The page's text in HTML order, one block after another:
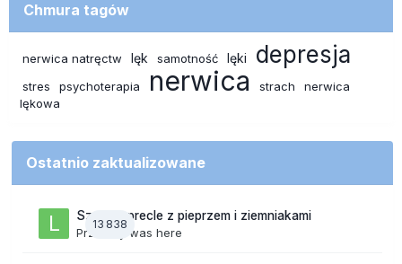
Chmura tagów
nerwica natręctw lęk samotność lęki depresja
stres psychoterapia nerwica strach
nerwica
lękowa
Ostatnio zaktualizowane
13 838
Szalone precle z pieprzem i ziemniakami
Przez lily was here